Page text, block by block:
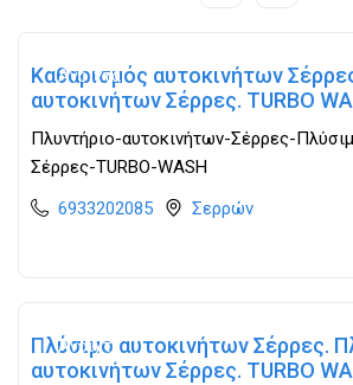
Ανοιχτά
Καθαρισμός αυτοκινήτων
αυτοκινήτων Σέρρες. TURBO
Πλυντήριο-αυτοκινήτων-Σέρρες-
Σέρρες-TURBO-WASH
6933202085
Σερρών
Ανοιχτά
Πλύσιμο αυτοκινήτων Σέρρες.
αυτοκινήτων Σέρρες. TURBO